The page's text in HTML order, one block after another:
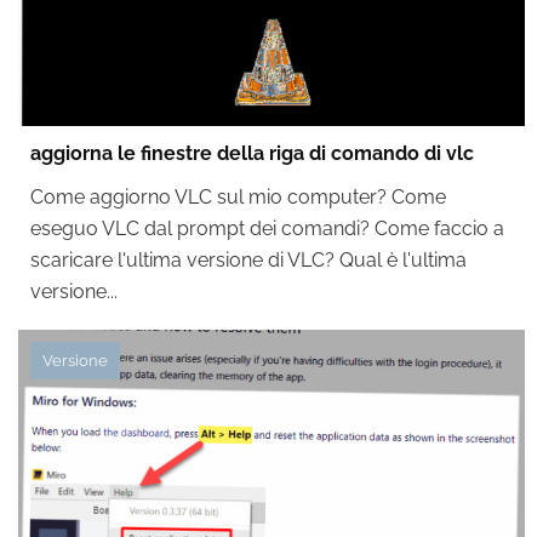
aggiorna le finestre della riga di comando di vlc
Come aggiorno VLC sul mio computer? Come
eseguo VLC dal prompt dei comandi? Come faccio a
scaricare l'ultima versione di VLC? Qual è l'ultima
versione...
Versione